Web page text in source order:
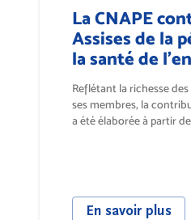
La CNAPE
Assises de la
la santé de
Reflétant la richesse
ses membres, la
a été élaborée à partir
En savoir plus